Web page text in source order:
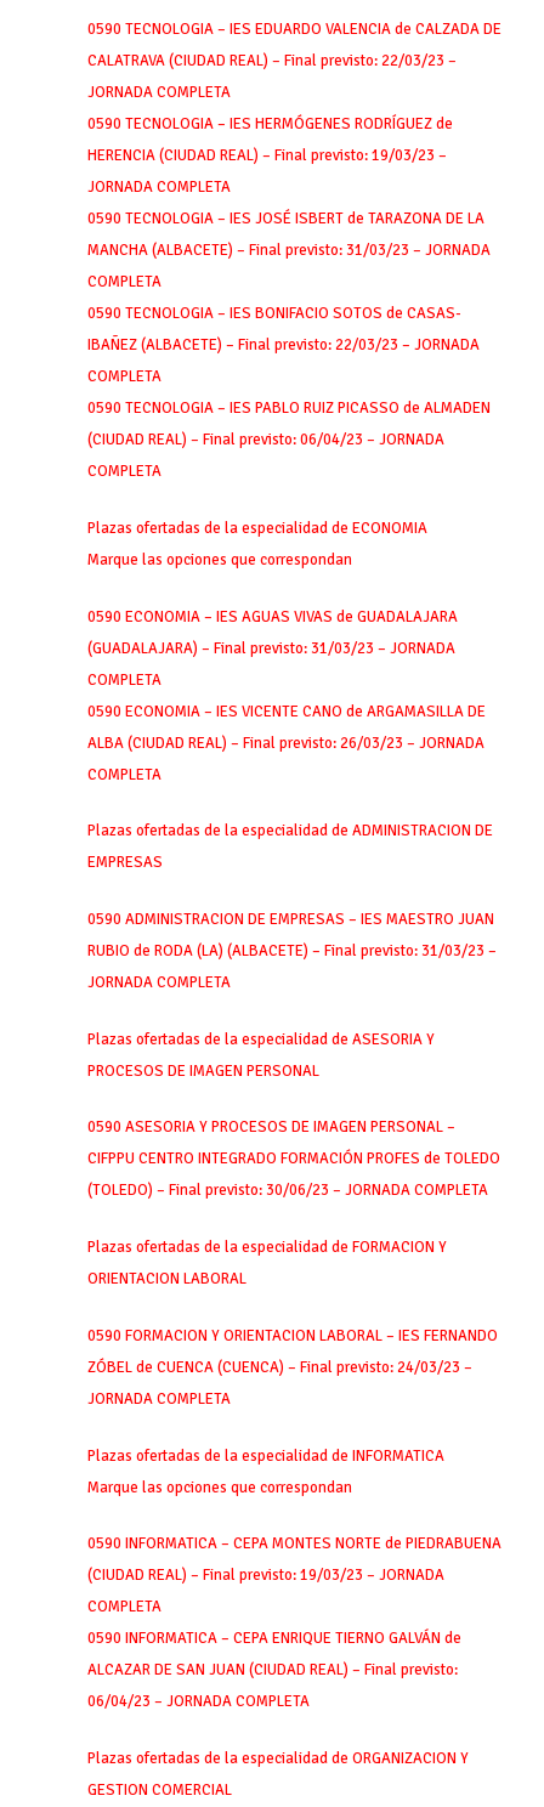
0590 TECNOLOGIA – IES EDUARDO VALENCIA de CALZADA DE
CALATRAVA (CIUDAD REAL) – Final previsto: 22/03/23 –
JORNADA COMPLETA
0590 TECNOLOGIA – IES HERMÓGENES RODRÍGUEZ de
HERENCIA (CIUDAD REAL) – Final previsto: 19/03/23 –
JORNADA COMPLETA
0590 TECNOLOGIA – IES JOSÉ ISBERT de TARAZONA DE LA
MANCHA (ALBACETE) – Final previsto: 31/03/23 – JORNADA
COMPLETA
0590 TECNOLOGIA – IES BONIFACIO SOTOS de CASAS-
IBAÑEZ (ALBACETE) – Final previsto: 22/03/23 – JORNADA
COMPLETA
0590 TECNOLOGIA – IES PABLO RUIZ PICASSO de ALMADEN
(CIUDAD REAL) – Final previsto: 06/04/23 – JORNADA
COMPLETA
Plazas ofertadas de la especialidad de ECONOMIA
Marque las opciones que correspondan
0590 ECONOMIA – IES AGUAS VIVAS de GUADALAJARA
(GUADALAJARA) – Final previsto: 31/03/23 – JORNADA
COMPLETA
0590 ECONOMIA – IES VICENTE CANO de ARGAMASILLA DE
ALBA (CIUDAD REAL) – Final previsto: 26/03/23 – JORNADA
COMPLETA
Plazas ofertadas de la especialidad de ADMINISTRACION DE
EMPRESAS
0590 ADMINISTRACION DE EMPRESAS – IES MAESTRO JUAN
RUBIO de RODA (LA) (ALBACETE) – Final previsto: 31/03/23 –
JORNADA COMPLETA
Plazas ofertadas de la especialidad de ASESORIA Y
PROCESOS DE IMAGEN PERSONAL
0590 ASESORIA Y PROCESOS DE IMAGEN PERSONAL –
CIFPPU CENTRO INTEGRADO FORMACIÓN PROFES de TOLEDO
(TOLEDO) – Final previsto: 30/06/23 – JORNADA COMPLETA
Plazas ofertadas de la especialidad de FORMACION Y
ORIENTACION LABORAL
0590 FORMACION Y ORIENTACION LABORAL – IES FERNANDO
ZÓBEL de CUENCA (CUENCA) – Final previsto: 24/03/23 –
JORNADA COMPLETA
Plazas ofertadas de la especialidad de INFORMATICA
Marque las opciones que correspondan
0590 INFORMATICA – CEPA MONTES NORTE de PIEDRABUENA
(CIUDAD REAL) – Final previsto: 19/03/23 – JORNADA
COMPLETA
0590 INFORMATICA – CEPA ENRIQUE TIERNO GALVÁN de
ALCAZAR DE SAN JUAN (CIUDAD REAL) – Final previsto:
06/04/23 – JORNADA COMPLETA
Plazas ofertadas de la especialidad de ORGANIZACION Y
GESTION COMERCIAL